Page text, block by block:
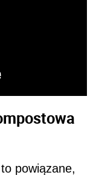
powiązane,